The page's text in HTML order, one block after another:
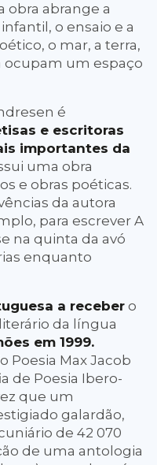
obra abrange a
o ensaio e a
o mar, a terra,
ocupam um espaço
é
e escritoras
importantes da
uma obra
e obras poéticas.
da autora
para escrever A
na quinta da avó
enquanto
a recebero
da língua
em 1999.
Poesia Max Jacob
de Poesia Ibero-
que um
galardão,
de 42 070
de uma antologia